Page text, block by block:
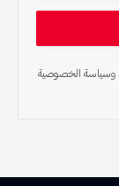
وسياسة الخصوصية